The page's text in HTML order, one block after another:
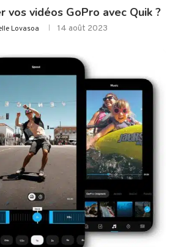
vos vidéos GoPro avec Quik ?
Lovasoa 14 août 2023